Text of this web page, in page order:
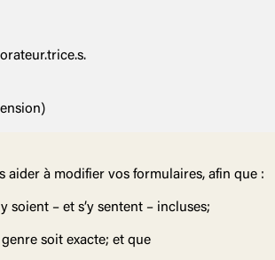
à modifier vos formulaires, afin que :
soient – et s’y sentent – incluses;
soit exacte; et que